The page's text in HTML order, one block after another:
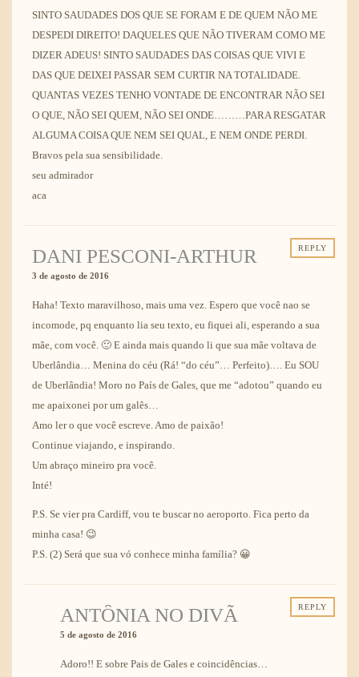
SINTO SAUDADES DOS QUE SE FORAM E DE QUEM NÃO ME
DESPEDI DIREITO! DAQUELES QUE NÃO TIVERAM COMO ME
DIZER ADEUS! SINTO SAUDADES DAS COISAS QUE VIVI E
DAS QUE DEIXEI PASSAR SEM CURTIR NA TOTALIDADE.
QUANTAS VEZES TENHO VONTADE DE ENCONTRAR NÃO SEI
O QUE, NÃO SEI QUEM, NÃO SEI ONDE………PARA RESGATAR
ALGUMA COISA QUE NEM SEI QUAL, E NEM ONDE PERDI.
Bravos pela sua sensibilidade.
seu admirador
aca
REPLY
DANI PESCONI-ARTHUR
3 de agosto de 2016
Haha! Texto maravilhoso, mais uma vez. Espero que você nao se
incomode, pq enquanto lia seu texto, eu fiquei ali, esperando a sua
mãe, com você. 🙂 E ainda mais quando li que sua mãe voltava de
Uberlândia… Menina do céu (Rá! “do céu”… Perfeito)…. Eu SOU
de Uberlândia! Moro no País de Gales, que me “adotou” quando eu
me apaixonei por um galês…
Amo ler o que você escreve. Amo de paixão!
Continue viajando, e inspirando.
Um abraço mineiro pra você.
Inté!
P.S. Se vier pra Cardiff, vou te buscar no aeroporto. Fica perto da
minha casa! 😉
P.S. (2) Será que sua vó conhece minha família? 😀
REPLY
ANTÔNIA NO DIVÃ
5 de agosto de 2016
Adoro!! E sobre Pais de Gales e coincidências…